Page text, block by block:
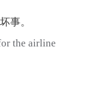
事。
the airline